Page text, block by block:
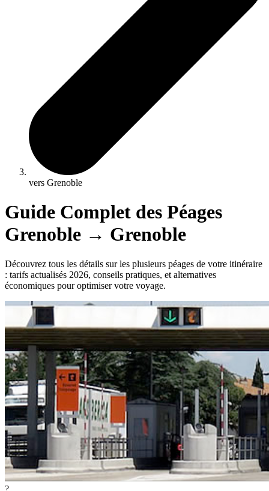
vers Grenoble
Guide Complet des Péages
Grenoble → Grenoble
Découvrez tous les détails sur les plusieurs péages de votre itinéraire
: tarifs actualisés 2026, conseils pratiques, et alternatives
économiques pour optimiser votre voyage.
?